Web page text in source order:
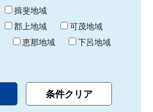
揖斐地域
郡上地域
可茂地域
恵那地域
下呂地域